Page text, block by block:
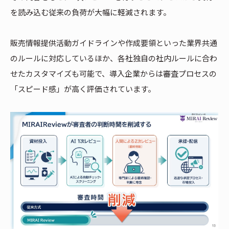
を読み込む従来の負荷が大幅に軽減されます。
販売情報提供活動ガイドラインや作成要領といった業界共通
のルールに対応しているほか、各社独自の社内ルールに合わ
せたカスタマイズも可能で、導入企業からは審査プロセスの
「スピード感」が高く評価されています。